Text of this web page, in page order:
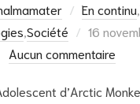
En continu,
,Société
Publié
le
16
Aucun commentaire
d’Arctic